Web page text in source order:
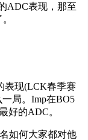
ADC表现，那至
现(LCK春季赛
局。Imp在BO5
好的ADC。
如何大家都对他